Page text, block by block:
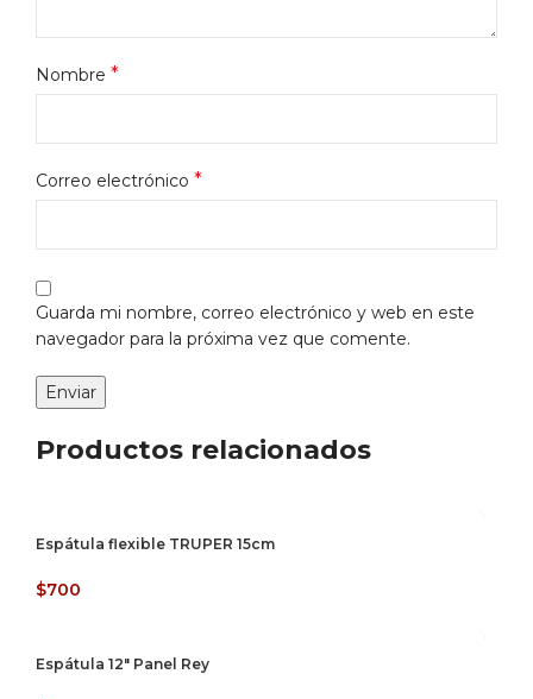
Nombre *
Correo electrónico *
Guarda mi nombre, correo electrónico y web en este
navegador para la próxima vez que comente.
Productos relacionados
Espátula flexible TRUPER 15cm
$700
Espátula 12″ Panel Rey